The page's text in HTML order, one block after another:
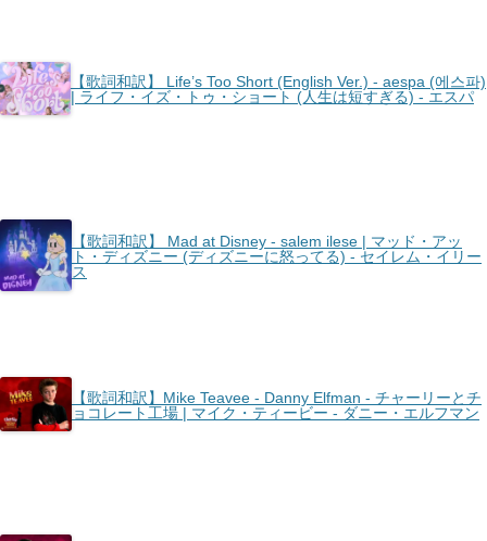
【歌詞和訳】 Life’s Too Short (English Ver.) - ​aespa (에스파)
| ライフ・イズ・トゥ・ショート (人生は短すぎる) - エスパ
【歌詞和訳】 Mad at Disney - salem ilese | マッド・アッ
ト・ディズニー (ディズニーに怒ってる) - セイレム・イリー
ス
【歌詞和訳】Mike Teavee - Danny Elfman - チャーリーとチ
ョコレート工場 | マイク・ティービー - ダニー・エルフマン